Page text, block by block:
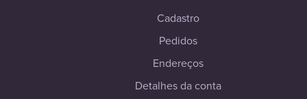
Cadastro
Pedidos
Endereços
Detalhes da conta